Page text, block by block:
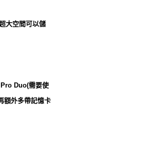
大空間可以儲
Duo(需要使
額外多帶記憶卡